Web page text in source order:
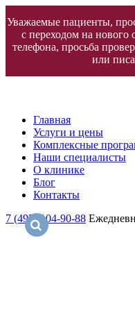
Уважаемые пациенты,
с переходом на нового
телефона, просьба
или
Главная
Услуги и цены
Комплексные
Наши специалисты
О клинике
Блог
Контакты
7 (495) 104-90-88